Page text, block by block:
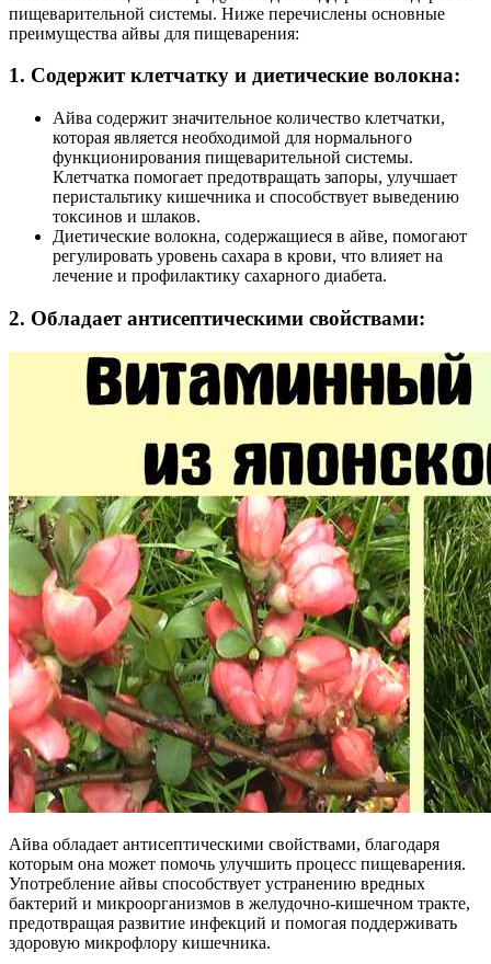
пищеварительной системы. Ниже перечислены основные
преимущества айвы для пищеварения:
1. Содержит клетчатку и диетические волокна:
Айва содержит значительное количество клетчатки,
которая является необходимой для нормального
функционирования пищеварительной системы.
Клетчатка помогает предотвращать запоры, улучшает
перистальтику кишечника и способствует выведению
токсинов и шлаков.
Диетические волокна, содержащиеся в айве, помогают
регулировать уровень сахара в крови, что влияет на
лечение и профилактику сахарного диабета.
2. Обладает антисептическими свойствами:
Айва обладает антисептическими свойствами, благодаря
которым она может помочь улучшить процесс пищеварения.
Употребление айвы способствует устранению вредных
бактерий и микроорганизмов в желудочно-кишечном тракте,
предотвращая развитие инфекций и помогая поддерживать
здоровую микрофлору кишечника.